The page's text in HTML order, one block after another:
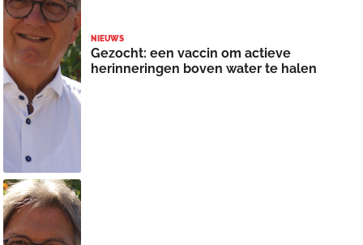
NIEUWS
Gezocht: een vaccin om actieve
herinneringen boven water te halen